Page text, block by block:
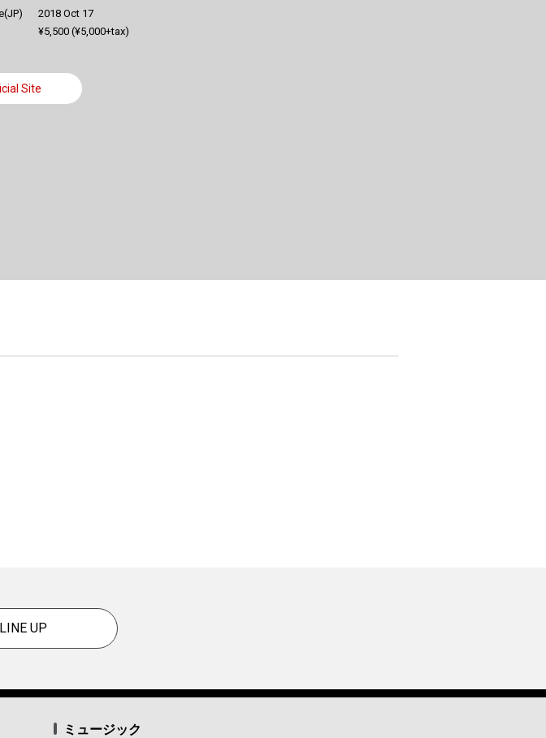
2018 Oct 17
¥5,500 (¥5,000+tax)
Site
UP
ミュージック